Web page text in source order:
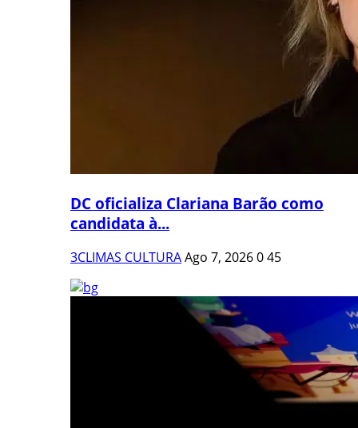
DC oficializa Clariana Barão como
candidata à...
3CLIMAS CULTURAAgo 7, 2026045